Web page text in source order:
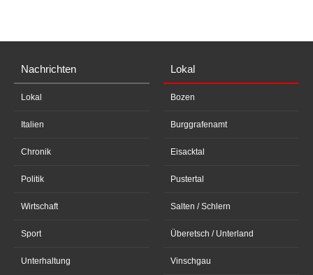
Nachrichten
Lokal
Italien
Chronik
Politik
Wirtschaft
Sport
Unterhaltung
Lokal
Bozen
Burggrafenamt
Eisacktal
Pustertal
Salten / Schlern
Überetsch / Unterland
Vinschgau